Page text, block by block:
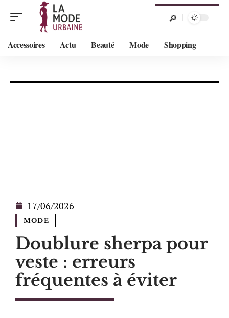
Accessoires Actu Beauté Mode Shopping
17/06/2026
MODE
Doublure sherpa pour
veste : erreurs
fréquentes à éviter